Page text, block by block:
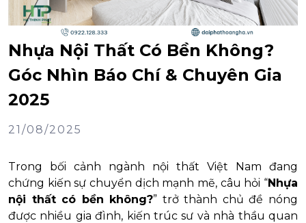
Nhựa Nội Thất Có Bền Không?
Góc Nhìn Báo Chí & Chuyên Gia
2025
21/08/2025
Trong bối cảnh ngành nội thất Việt Nam đang
chứng kiến sự chuyển dịch mạnh mẽ, câu hỏi “Nhựa
nội thất có bền không?” trở thành chủ đề nóng
được nhiều gia đình, kiến trúc sư và nhà thầu quan